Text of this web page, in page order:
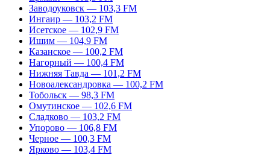
Заводоуковск — 103,3 FM
Ингаир — 103,2 FM
Исетское — 102,9 FM
Ишим — 104,9 FM
Казанское — 100,2 FM
Нагорный — 100,4 FM
Нижняя Тавда — 101,2 FM
Новоалександровка — 100,2 FM
Тобольск — 98,3 FM
Омутинское — 102,6 FM
Сладково — 103,2 FM
Упорово — 106,8 FM
Черное — 100,3 FM
Ярково — 103,4 FM